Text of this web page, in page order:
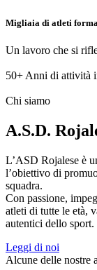
Migliaia di atleti
Un lavoro che si
50+ Anni di attività
Chi siamo
A.S.D.
L’ASD Rojalese è
l’obiettivo di
squadra.
Con passione,
atleti di tutte le età,
autentici dello sport.
Leggi di noi
Alcune delle nostre